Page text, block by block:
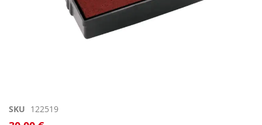
Skip
to
SKU 122519